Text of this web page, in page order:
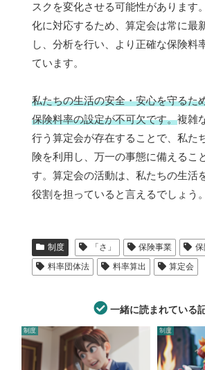
スクを変化させる可能性があります
化に対応するため、算定会は常に最
し、分析を行い、より正確な保険料
ています。
私たちの生活の安全・安心を守るた
保険料率の設定が不可欠です。複雑
行う算定会が存在することで、私た
険を利用し、万一の事態に備えるこ
す。算定会の活動は、私たちの生活
役割を担っていると言えるでしょう。
制度 「さ」 保険事業
料率団体法
料率算出 算定会
一緒に読まれている
制度 制度